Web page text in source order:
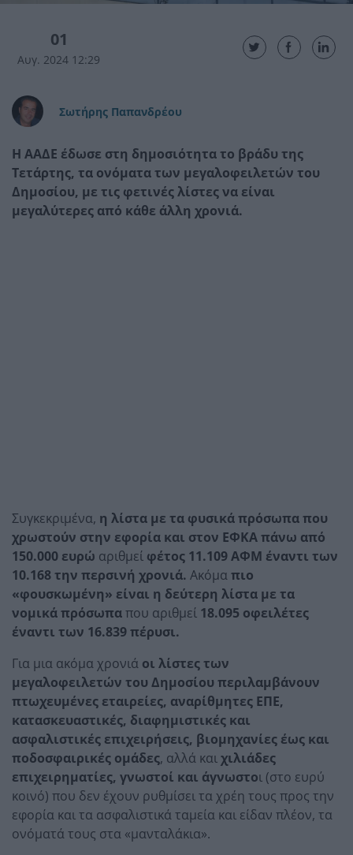
01
Αυγ. 2024 12:29
Σωτήρης Παπανδρέου
H ΑΑΔΕ έδωσε στη δημοσιότητα το βράδυ της
Τετάρτης, τα ονόματα των μεγαλοφειλετών του
Δημοσίου, με τις φετινές λίστες να είναι
μεγαλύτερες από κάθε άλλη χρονιά.
Συγκεκριμένα, η λίστα με τα φυσικά πρόσωπα που
χρωστούν στην εφορία και στον ΕΦΚΑ πάνω από
150.000 ευρώ αριθμεί φέτος 11.109 ΑΦΜ έναντι των
10.168 την περσινή χρονιά. Ακόμαπιο
«φουσκωμένη» είναι η δεύτερη λίστα με τα
νομικά πρόσωπαπου αριθμεί 18.095 οφειλέτες
έναντι των 16.839 πέρυσι.
Για μια ακόμα χρονιά οι λίστες των
μεγαλοφειλετών του Δημοσίου περιλαμβάνουν
πτωχευμένες εταιρείες, αναρίθμητες ΕΠΕ,
κατασκευαστικές, διαφημιστικές και
ασφαλιστικές επιχειρήσεις, βιομηχανίες έως και
ποδοσφαιρικές ομάδες, αλλά καιχιλιάδες
επιχειρηματίες, γνωστοί και άγνωστοι (στο ευρύ
κοινό) που δεν έχουν ρυθμίσει τα χρέη τους προς την
εφορία και τα ασφαλιστικά ταμεία και είδαν πλέον, τα
ονόματά τους στα «μανταλάκια».